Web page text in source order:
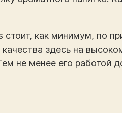
стоит, как минимум, по
здесь на
не менее его